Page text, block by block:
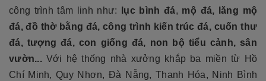
công trình tâm linh như:
lục bình đá, mộ đá, lăng mộ
đá, đồ thờ bằng đá, công trình kiến trúc đá, cuốn thư
đá, tượng đá, con giống đá, non bộ tiểu cảnh, sân
vườn... Với hệ thống nhà xưởng khắp ba miền từ Hồ
Chí Minh, Quy Nhơn, Đà Nẵng, Thanh Hóa, Ninh Bình